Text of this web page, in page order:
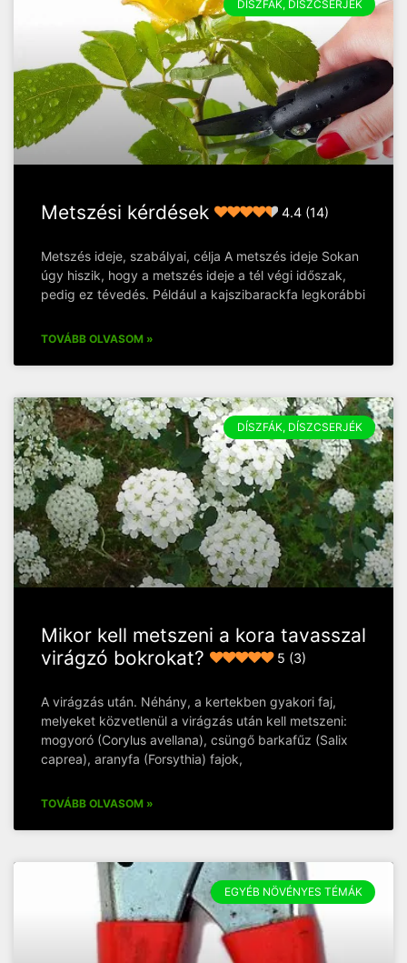
DÍSZFÁK, DÍSZCSERJÉK
Metszési kérdések 4.4 (14)
Metszés ideje, szabályai, célja A metszés ideje Sokan
úgy hiszik, hogy a metszés ideje a tél végi időszak,
pedig ez tévedés. Például a kajszibarackfa legkorábbi
TOVÁBB OLVASOM »
DÍSZFÁK, DÍSZCSERJÉK
Mikor kell metszeni a kora tavasszal
virágzó bokrokat?
5 (3)
A virágzás után. Néhány, a kertekben gyakori faj,
melyeket közvetlenül a virágzás után kell metszeni:
mogyoró (Corylus avellana), csüngő barkafűz (Salix
caprea), aranyfa (Forsythia) fajok,
TOVÁBB OLVASOM »
EGYÉB NÖVÉNYES TÉMÁK